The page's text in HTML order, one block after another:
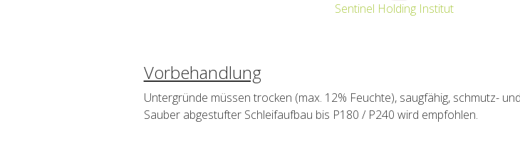
Sentinel Holding Institut
Vorbehandlung
Untergründe müssen trocken (max. 12% Feuchte), saugfähig, schmutz-
Sauber abgestufter Schleifaufbau bis P180 / P240 wird empfohlen.